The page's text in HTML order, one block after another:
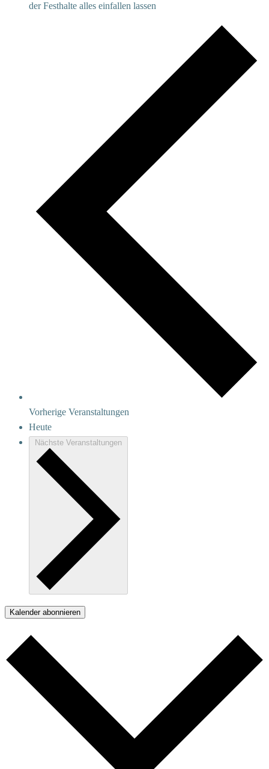
der Festhalte alles einfallen lassen
Vorherige Veranstaltungen
Heute
Nächste Veranstaltungen
Kalender abonnieren